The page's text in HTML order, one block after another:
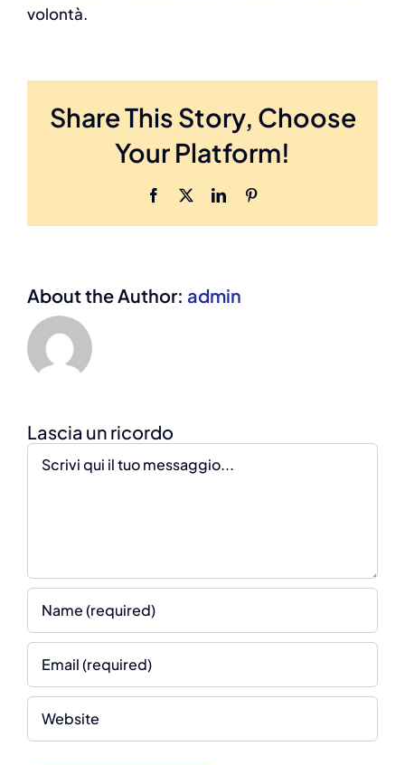
volontà.
Share This Story, Choose
Your Platform!
FacebookLinkedIn
About the Author: admin
Comment